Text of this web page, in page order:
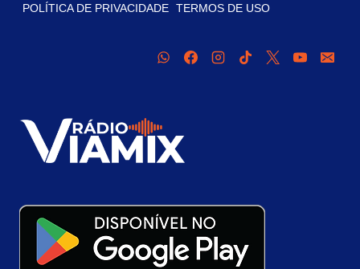
POLÍTICA DE PRIVACIDADE TERMOS DE USO